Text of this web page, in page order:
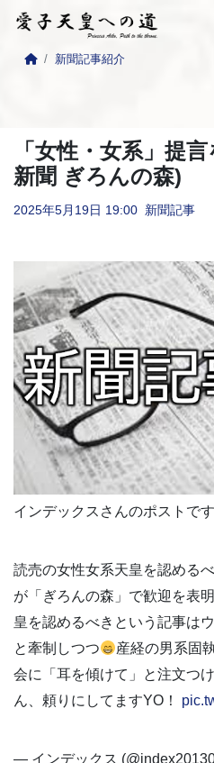
新聞記事紹介
「女性・女系」提
新聞 ぎろんの森)
2025年5月19日 19:00 新聞記事
インデックスさんのポストです
読売の女性女系天皇を認める
が「ぎろんの森」で歓迎を表
皇を認めるべきという記事は
と牽制しつつ
産経の男系固
会に「耳を傾けて」と注文つ
ん、頼りにしてますYO！
— インデックス